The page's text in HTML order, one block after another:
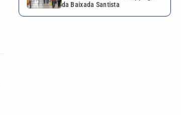
da Baixada Santista